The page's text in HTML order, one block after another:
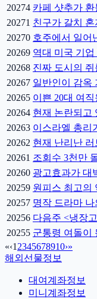
20274 카페 샷추가
20271 친구가 갈치
20270 호주에서 일어
20269 역대 미국 기
20268 진짜 도시의 쥐
20267 일반인이 감옥
20265 이쁜 20대 여
20264 현재 논란되고
20263 이스라엘 총리
20262 현재 난리난
20261 조회수 3천만
20260 광고효과가 대
20259 원피스 최고의
20257 명작 드라마
20256 다음주 <냉장
20255 군통령 여돌이
«‹1 2345678910›»
해외선물정보
대여계좌정보
미니계좌정보